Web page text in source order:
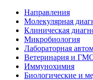
Направления
Молекулярная
Клиническая
Микробиология
Лабораторная
Ветеринария и
Иммунохимия
Биологические и